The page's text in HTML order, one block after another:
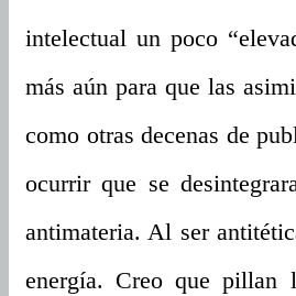
intelectual un poco
más aún para que las
como otras decenas de
ocurrir que se
antimateria. Al ser
energía. Creo que pillan